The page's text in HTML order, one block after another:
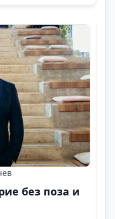
без поза и